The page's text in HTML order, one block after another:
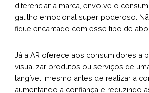
diferenciar a marca, envolve o
gatilho emocional super poderoso.
fique encantado com esse tipo de
Já a AR oferece aos consumidores a
visualizar produtos ou serviços de
tangível, mesmo antes de realizar a
aumentando a confiança e reduzindo